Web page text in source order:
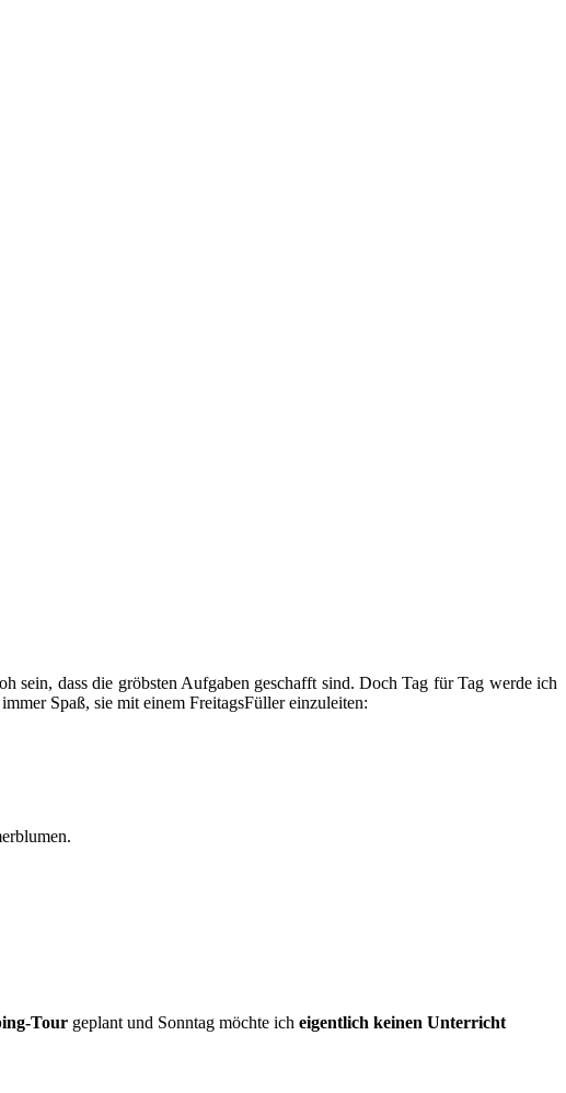
sein, dass die gröbsten Aufgaben geschafft sind. Doch Tag für Tag werde ich
Spaß, sie mit einem FreitagsFüller einzuleiten:
Tour geplant und Sonntag möchte ich eigentlich keinen Unterricht